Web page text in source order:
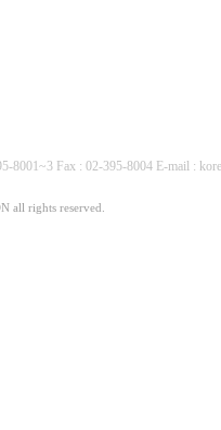
Fax : 02-395-8004 E-mail :
all rights reserved.